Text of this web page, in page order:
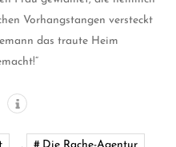
Vorhangstangen versteckt
das traute Heim